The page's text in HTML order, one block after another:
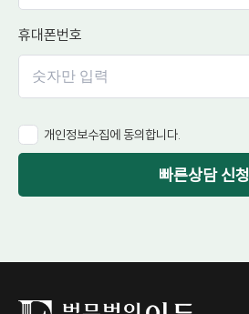
휴대폰번호
개인정보수집에 동의합니다.
빠른상담 신청